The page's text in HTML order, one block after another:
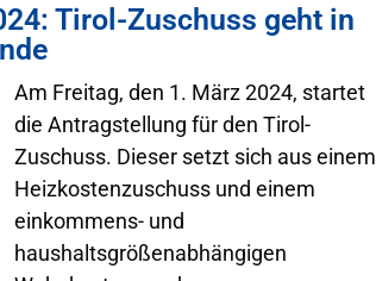
Tirol-Zuschuss geht in
Am Freitag, den 1. März 2024, startet
die Antragstellung für den Tirol-
Zuschuss. Dieser setzt sich aus einem
Heizkostenzuschuss und einem
einkommens- und
haushaltsgrößenabhängigen